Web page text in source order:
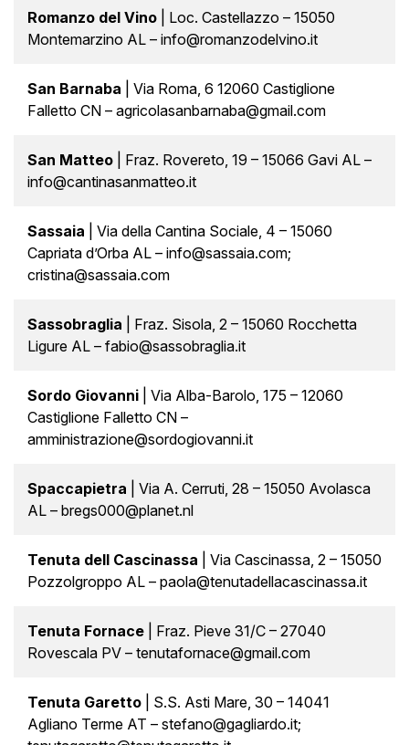
Romanzo del Vino | Loc. Castellazzo – 15050
Montemarzino AL – info@romanzodelvino.it
San Barnaba | Via Roma, 6 12060 Castiglione
Falletto CN – agricolasanbarnaba@gmail.com
San Matteo | Fraz. Rovereto, 19 – 15066 Gavi AL –
info@cantinasanmatteo.it
Sassaia | Via della Cantina Sociale, 4 – 15060
Capriata d’Orba AL – info@sassaia.com;
cristina@sassaia.com
Sassobraglia | Fraz. Sisola, 2 – 15060 Rocchetta
Ligure AL – fabio@sassobraglia.it
Sordo Giovanni | Via Alba-Barolo, 175 – 12060
Castiglione Falletto CN –
amministrazione@sordogiovanni.it
Spaccapietra | Via A. Cerruti, 28 – 15050 Avolasca
AL – bregs000@planet.nl
Tenuta dell Cascinassa | Via Cascinassa, 2 – 15050
Pozzolgroppo AL – paola@tenutadellacascinassa.it
Tenuta Fornace | Fraz. Pieve 31/C – 27040
Rovescala PV – tenutafornace@gmail.com
Tenuta Garetto | S.S. Asti Mare, 30 – 14041
Agliano Terme AT – stefano@gagliardo.it;